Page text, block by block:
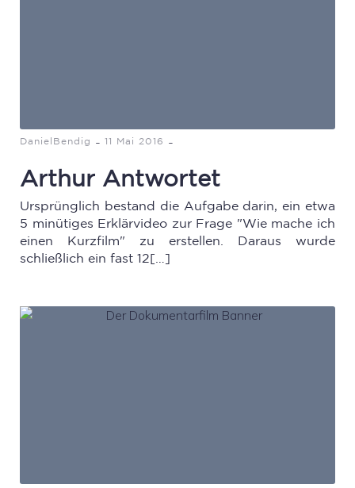
DanielBendig - 11 Mai 2016 -
Arthur Antwortet
Ursprünglich bestand die Aufgabe darin, ein etwa
5 minütiges Erklärvideo zur Frage "Wie mache ich
einen Kurzfilm" zu erstellen. Daraus wurde
schließlich ein fast 12[…]